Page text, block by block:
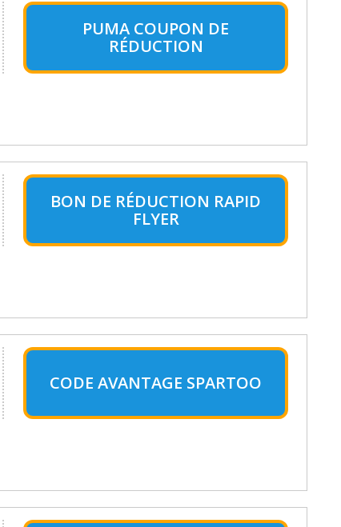
PUMA COUPON DE
RÉDUCTION
BON DE RÉDUCTION RAPID
FLYER
CODE AVANTAGE SPARTOO